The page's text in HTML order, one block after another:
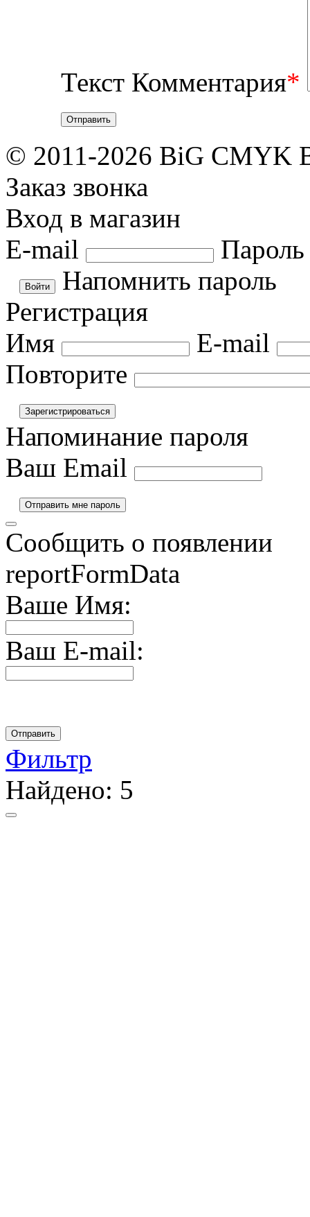
Текст Комментария*
Отправить
© 2011-2026 BiG CMYK
Заказ звонка
Вход в магазин
E-mail
Пароль
Напомнить пароль
Регистрация
Имя
E-mail
Повторите
Напоминание пароля
Ваш Email
Сообщить о появлении
reportFormData
Ваше Имя:
Ваш E-mail:
Фильтр
Найдено: 5